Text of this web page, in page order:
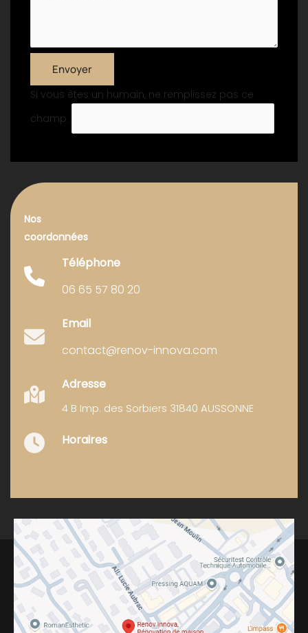
Envoyer
Si vous êtes un humain, ne remplissez pas ce
champ.
Nos
coordonnées
Téléphone
06 65 57 80 20
Email
contact@renov-innova.com
Adresse
4 B Imp. des Sorbiers 31840 AUSSONNE
Horaires